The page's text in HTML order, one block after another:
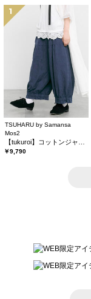
1
TSUHARU by Samansa
Mos2
￥9,790